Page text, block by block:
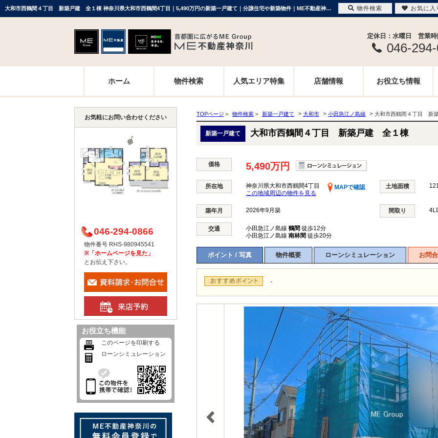
大和市西鶴間４丁目 新築戸建 全１棟 神奈川県大和市西鶴間4丁目｜5,490万円の新築一戸建て｜分譲住宅や新築物件｜ME不動産神奈川
定休日：水曜日 営業
046-
ホーム 物件検索 人気エリア特集 店舗情報 お役立ち情報
TOPページ > 物件検索 > 新築一戸建て > 大和市 > 小田急江ノ島線 > 大和市西鶴間４丁目 新
新築一戸建て 大和市西鶴間４丁目 新築戸建 全１棟
価格 5,490万円
所在地 神奈川県大和市西鶴間4丁目
MAPで確認
この地域周辺の物件を見る
土地面積
築年月 2026年9月築 間取り
交通 小田急江ノ島線 鶴間 徒歩12分
小田急江ノ島線 南林間 徒歩20分
ポイント / 写真 物件概要 ローンシミュレーション お問
-
お気軽にお問い合わせください
046-294-0866
物件番号 RHS-980945541
※「ホームページを見た」
とお伝え下さい。
お役立ち機能
このページを印刷する
ローンシミュレーション
物件検索 お気に入